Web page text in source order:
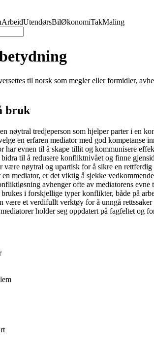
ArbeidUtendørsBilØkonomiTakMaling
til norsk som megler eller formidler,
bruk
nøytral tredjeperson som hjelper parter i en
en erfaren mediator med god kompetanse
har evnen til å skape tillit og kommunisere
til å redusere konfliktnivået og finne
være nøytral og upartisk for å sikre en rettferdig
mediator, er det viktig å sjekke
avhenger ofte av mediatorens evne
i forskjellige typer konflikter, både på
være et verdifullt verktøy for å unngå rettssaker
holder seg oppdatert på fagfeltet og